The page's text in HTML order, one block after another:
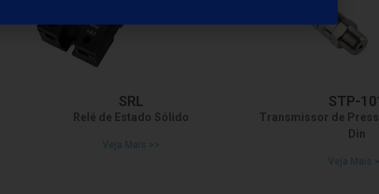
SRL
Relé de Estado Sólido
Veja Mais >>
STP-
Transmissor de
Din
Veja Mais